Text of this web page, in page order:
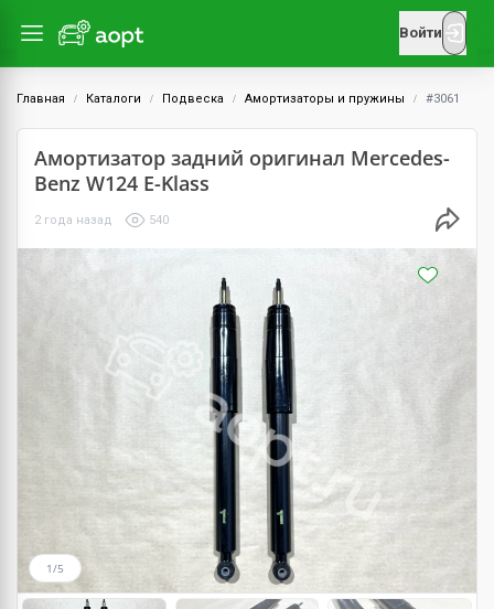
Войти
Главная Каталоги Подвеска Амортизаторы и пружины #3061
Амортизатор задний оригинал Mercedes-
Benz W124 E-Klass
2 года назад 540
1/5